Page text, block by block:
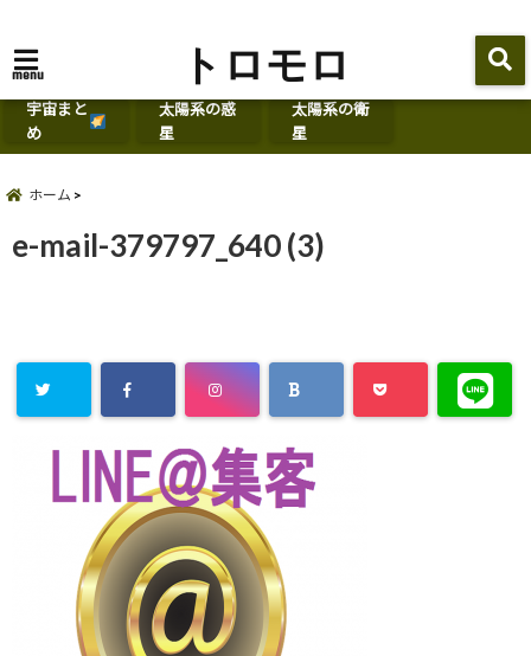
menu トロモロ
宇宙まと
め
太陽系の惑
星
太陽系の衛
星
ホーム
e-mail-379797_640 (3)